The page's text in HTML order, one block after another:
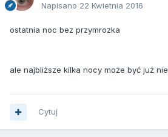
Napisano 22 Kwietnia 2016
ostatnia noc bez przymrozka
ale najbliższe kilka nocy może być już nie
Cytuj